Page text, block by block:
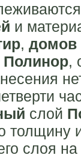
и
, домов
Полинор,
слой
толщину
слоя